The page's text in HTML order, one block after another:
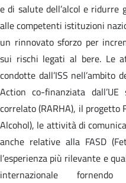
e di salute dell’alcol e ridurre
alle competenti istituzioni
un rinnovato sforzo per
sui rischi legati al bere. Le
condotte dall’ISS
Action co-finanziata
correlato (RARHA), il progetto
Alcohol), le attività di
anche relative alla FASD
l’esperienza più rilevante e
internazionale